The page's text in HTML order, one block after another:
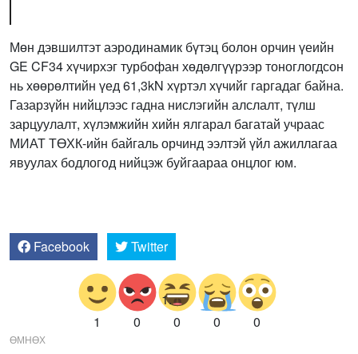
Мөн дэвшилтэт аэродинамик бүтэц болон орчин үеийн
GE CF34 хүчирхэг турбофан хөдөлгүүрээр тоноглогдсон
нь хөөрөлтийн үед 61,3kN хүртэл хүчийг гаргадаг байна.
Газарзүйн нийцлээс гадна нислэгийн алслалт, түлш
зарцуулалт, хүлэмжийн хийн ялгарал багатай учраас
МИАТ ТӨХК-ийн байгаль орчинд ээлтэй үйл ажиллагаа
явуулах бодлогод нийцэж буйгаараа онцлог юм.
Facebook Twitter
1 0 0 0 0
ӨМНӨХ